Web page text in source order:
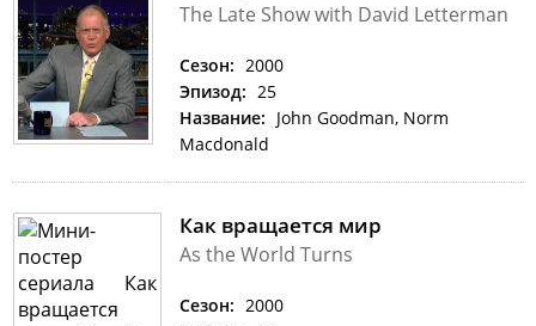
The Late Show with David Letterman
Сезон: 2000
Эпизод: 25
Название: John Goodman, Norm
Macdonald
Как вращается мир
As the World Turns
Сезон: 2000